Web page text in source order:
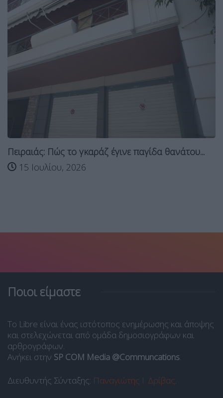
Πειραιάς: Πώς το γκαράζ έγινε παγίδα θανάτου...
15 Ιουλίου, 2026
Ποιοι είμαστε
Το Libre είναι ένας ιστότοπος ενημέρωσης και άποψης
και στελεχώνεται από ομάδα δημοσιογράφων και
αρθρογράφων.
Ανήκει στην SP COM Media @Communcations.
Διευθυντής Σύνταξης: Παναγιώτης Ι. Δρίβας.